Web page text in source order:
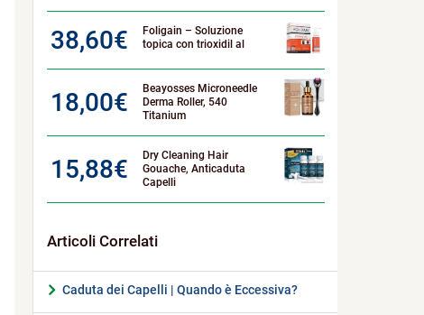
38,60€
Foligain – Soluzione
topica con trioxidil al
18,00€
Beayosses Microneedle
Derma Roller, 540
Titanium
15,88€
Dry Cleaning Hair
Gouache, Anticaduta
Capelli
Caduta dei Capelli | Quando è Eccessiva?